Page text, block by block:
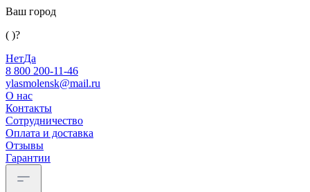
Ваш город
( )?
НетДа
8 800 200-11-46
ylasmolensk@mail.ru
О нас
Контакты
Сотрудничество
Оплата и доставка
Отзывы
Гарантии